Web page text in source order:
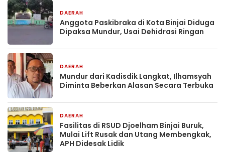
DAERAH
Anggota Paskibraka di Kota Binjai Diduga
Dipaksa Mundur, Usai Dehidrasi Ringan
DAERAH
Mundur dari Kadisdik Langkat, Ilhamsyah
Diminta Beberkan Alasan Secara Terbuka
DAERAH
Fasilitas di RSUD Djoelham Binjai Buruk,
Mulai Lift Rusak dan Utang Membengkak,
APH Didesak Lidik